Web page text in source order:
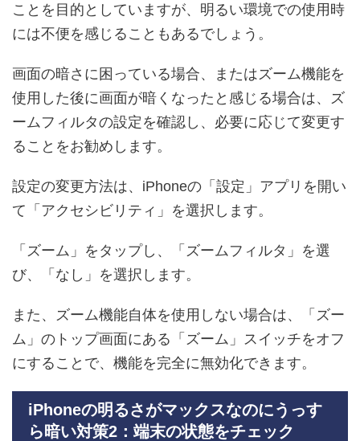
ことを目的としていますが、明るい環境での使用時
には不便を感じることもあるでしょう。
画面の暗さに困っている場合、またはズーム機能を
使用した後に画面が暗くなったと感じる場合は、ズ
ームフィルタの設定を確認し、必要に応じて変更す
ることをお勧めします。
設定の変更方法は、iPhoneの「設定」アプリを開い
て「アクセシビリティ」を選択します。
「ズーム」をタップし、「ズームフィルタ」を選
び、「なし」を選択します。
また、ズーム機能自体を使用しない場合は、「ズー
ム」のトップ画面にある「ズーム」スイッチをオフ
にすることで、機能を完全に無効化できます。
iPhoneの明るさがマックスなのにうっす
ら暗い対策2：端末の状態をチェック